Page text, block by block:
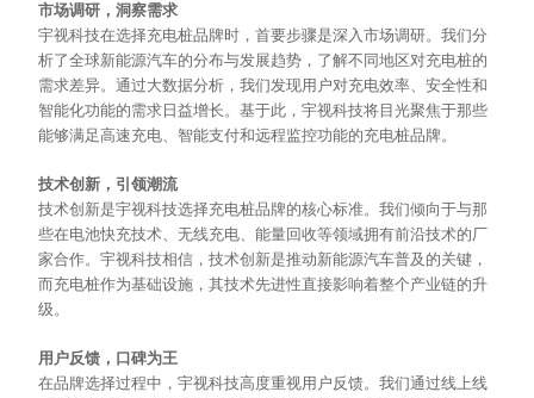
市场调研，洞察需求
宇视科技在选择充电桩品牌时，首要步骤是深入市场调研。我们分
析了全球新能源汽车的分布与发展趋势，了解不同地区对充电桩的
需求差异。通过大数据分析，我们发现用户对充电效率、安全性和
智能化功能的需求日益增长。基于此，宇视科技将目光聚焦于那些
能够满足高速充电、智能支付和远程监控功能的充电桩品牌。
技术创新，引领潮流
技术创新是宇视科技选择充电桩品牌的核心标准。我们倾向于与那
些在电池快充技术、无线充电、能量回收等领域拥有前沿技术的厂
家合作。宇视科技相信，技术创新是推动新能源汽车普及的关键，
而充电桩作为基础设施，其技术先进性直接影响着整个产业链的升
级。
用户反馈，口碑为王
在品牌选择过程中，宇视科技高度重视用户反馈。我们通过线上线